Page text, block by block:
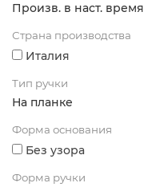
Произв. в наст. время
Страна производства
Италия
Тип ручки
На планке
Форма основания
Без узора
Форма ручки